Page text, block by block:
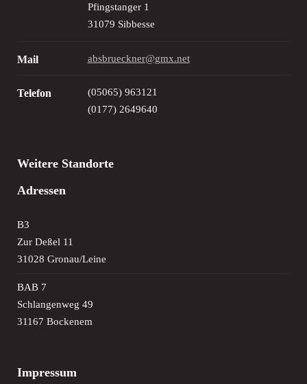
Pfingstanger 1
31079 Sibbesse
Mail absbrueckner@gmx.net
Telefon
(05065) 963121
(0177) 2649640
Weitere Standorte
Adressen
B3
Zur Deßel 11
31028 Gronau/Leine
BAB 7
Schlangenweg 49
31167 Bockenem
Impressum